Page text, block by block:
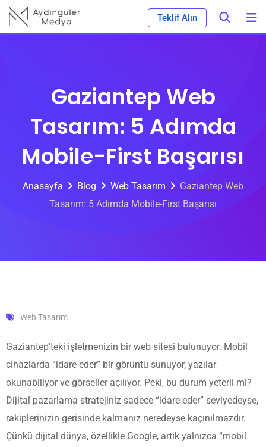
Skip
Teklif Alın
Gaziantep Web
Tasarım: 5 Adımda
Mobile-First Başarısı
Anasayfa Blog Web Tasarım
Gaziantep Web
Tasarım: 5 Adımda Mobile-First Başarısı
Web Tasarım
Gaziantep’teki işletmenizin bir web sitesi bulunuyor. Mobil
cihazlarda “idare eder” bir görüntü sunuyor, yazılar
okunabiliyor ve görseller açılıyor. Peki, bu durum yeterli mi?
Dijital pazarlama stratejiniz sadece “idare eder” seviyedeyse,
rakiplerinizin gerisinde kalmanız neredeyse kaçınılmazdır.
Çünkü dijital dünya, özellikle Google, artık yalnızca “mobil